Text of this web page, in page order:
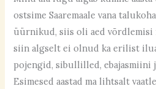
ostsime Saaremaale vana
üürnikud, siis oli aed võrdlemisi
siin algselt ei olnud ka erilist
pojengid, sibullilled, ebajasmiini
Esimesed aastad ma lihtsalt